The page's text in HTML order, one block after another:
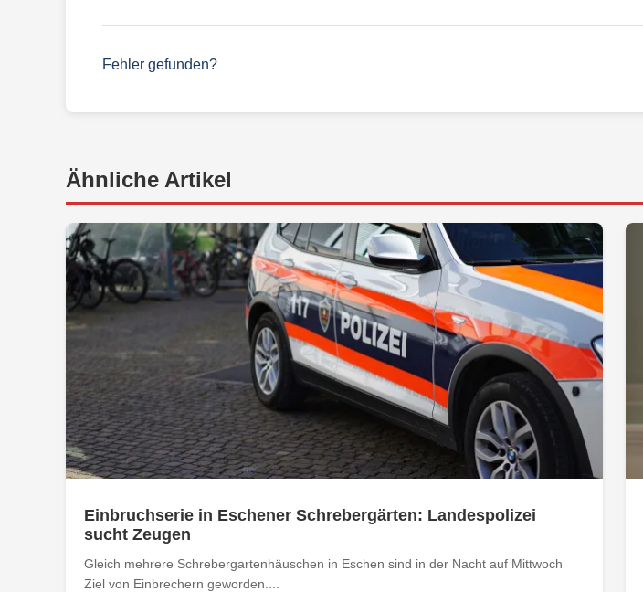
Fehler gefunden?
Ähnliche Artikel
Einbruchserie in Eschener Schrebergärten: Landespolizei
sucht Zeugen
Gleich mehrere Schrebergartenhäuschen in Eschen sind in der Nacht auf Mittwoch
Ziel von Einbrechern geworden....